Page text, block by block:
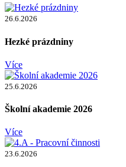
26.6.2026
Hezké prázdniny
Více
25.6.2026
Školní akademie 2026
Více
23.6.2026